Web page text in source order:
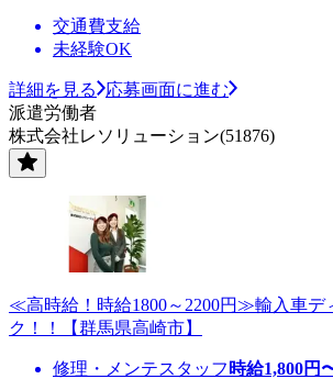
交通費支給
未経験OK
詳細を見る
応募画面に進む
派遣労働者
株式会社レソリューション(51876)
≪高時給！時給1800～2200円≫輸入車デ
ク！！【群馬県高崎市】
修理・メンテスタッフ 時給1,800円